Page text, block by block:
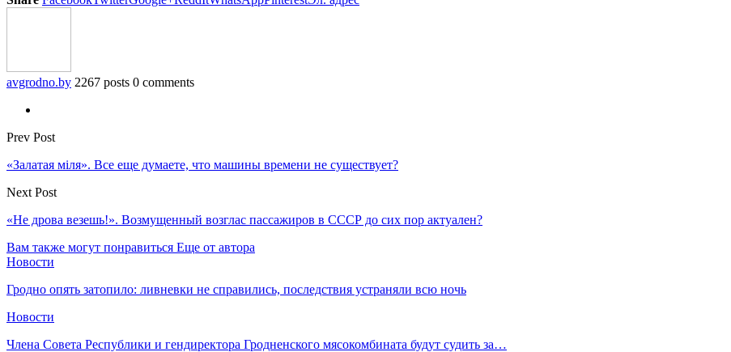
avgrodno.by 2267 posts 0 comments
Prev Post
«Залатая мiля». Все еще думаете, что машины времени не существует?
Next Post
«Не дрова везешь!». Возмущенный возглас пассажиров в СССР до сих пор актуален?
Вам также могут понравиться Еще от автора
Новости
Гродно опять затопило: ливневки не справились, последствия устраняли всю ночь
Новости
Члена Совета Республики и гендиректора Гродненского мясокомбината будут судить за…